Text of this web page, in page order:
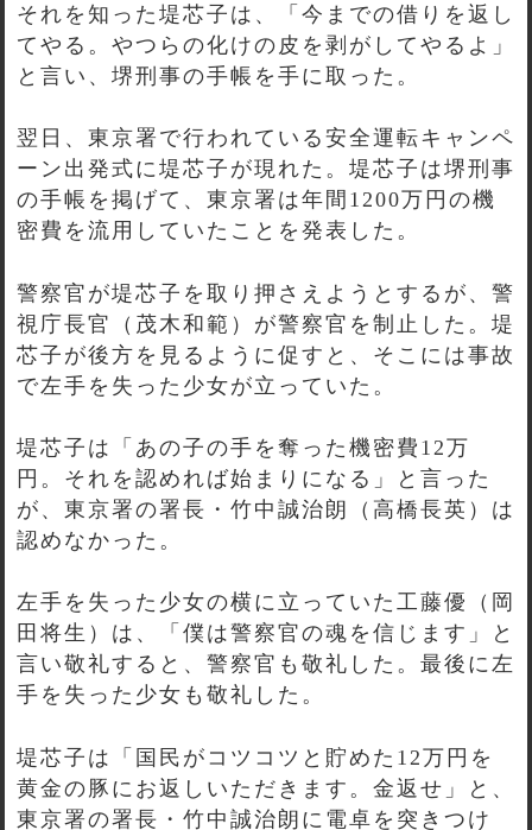
それを知った堤芯子は、「今までの借りを返し
てやる。やつらの化けの皮を剥がしてやるよ」
と言い、堺刑事の手帳を手に取った。
翌日、東京署で行われている安全運転キャンペ
ーン出発式に堤芯子が現れた。堤芯子は堺刑事
の手帳を掲げて、東京署は年間1200万円の機
密費を流用していたことを発表した。
警察官が堤芯子を取り押さえようとするが、警
視庁長官（茂木和範）が警察官を制止した。堤
芯子が後方を見るように促すと、そこには事故
で左手を失った少女が立っていた。
堤芯子は「あの子の手を奪った機密費12万
円。それを認めれば始まりになる」と言った
が、東京署の署長・竹中誠治朗（高橋長英）は
認めなかった。
左手を失った少女の横に立っていた工藤優（岡
田将生）は、「僕は警察官の魂を信じます」と
言い敬礼すると、警察官も敬礼した。最後に左
手を失った少女も敬礼した。
堤芯子は「国民がコツコツと貯めた12万円を
黄金の豚にお返しいただきます。金返せ」と、
東京署の署長・竹中誠治朗に電卓を突きつけ